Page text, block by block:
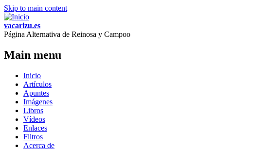
Skip to main content
vacarizu.es
Página Alternativa de Reinosa y Campoo
Main menu
Inicio
Artículos
Apuntes
Imágenes
Libros
Vídeos
Enlaces
Filtros
Acerca de